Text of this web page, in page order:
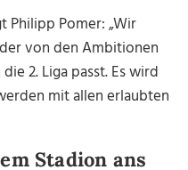
Philipp Pomer: „Wir
von den Ambitionen
2. Liga passt. Es wird
mit allen erlaubten
Stadion ans